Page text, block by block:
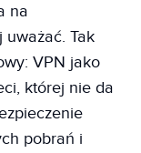
na
Tak
VPN jako
której nie da
pobrań i